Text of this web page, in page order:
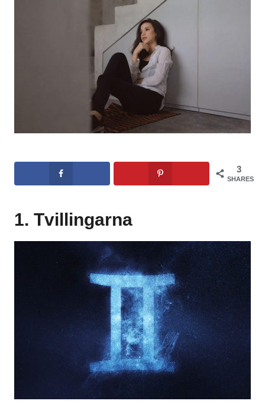
3
SHARES
1. Tvillingarna